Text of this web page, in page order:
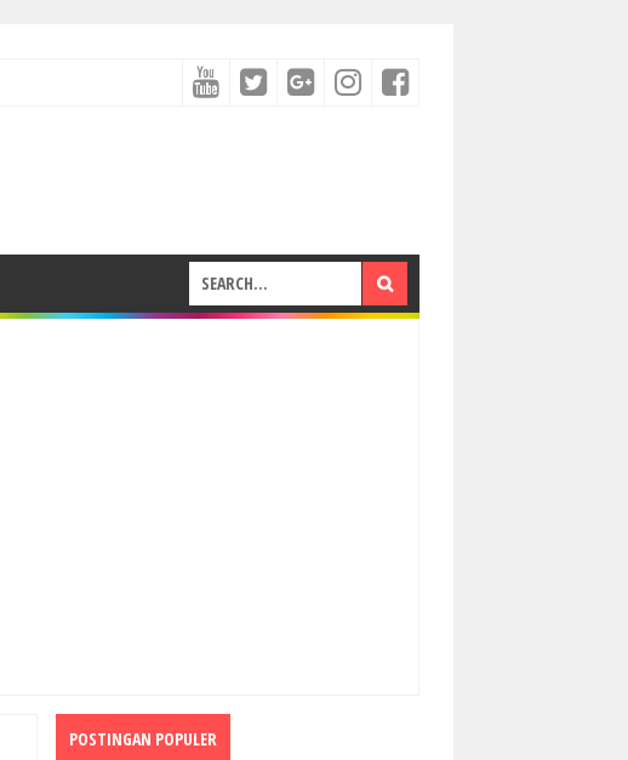
POSTINGAN POPULER